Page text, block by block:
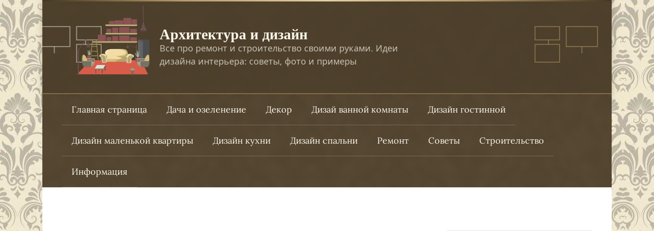
Перейти
к
контенту
Архитектура и дизайн
Все про ремонт и строительство своими руками. Идеи
дизайна интерьера: советы, фото и примеры
Главная страница Дача и озеленение Декор Дизай ванной комнаты Дизайн гостинной
Дизайн маленькой квартиры Дизайн кухни Дизайн спальни Ремонт Советы Строительство
Информация